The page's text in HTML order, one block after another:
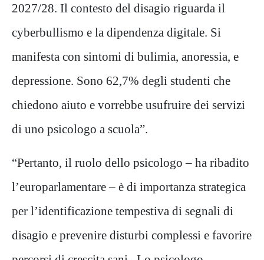
2027/28. Il contesto del disagio riguarda il
cyberbullismo e la dipendenza digitale. Si
manifesta con sintomi di bulimia, anoressia, e
depressione. Sono 62,7% degli studenti che
chiedono aiuto e vorrebbe usufruire dei servizi
di uno psicologo a scuola”.
“Pertanto, il ruolo dello psicologo – ha ribadito
l’europarlamentare – è di importanza strategica
per l’identificazione tempestiva di segnali di
disagio e prevenire disturbi complessi e favorire